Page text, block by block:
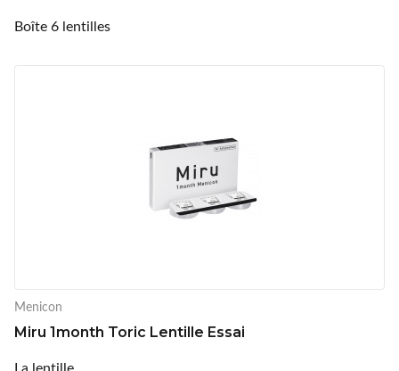
Boîte 6 lentilles
Menicon
Miru 1month Toric Lentille Essai
La lentille